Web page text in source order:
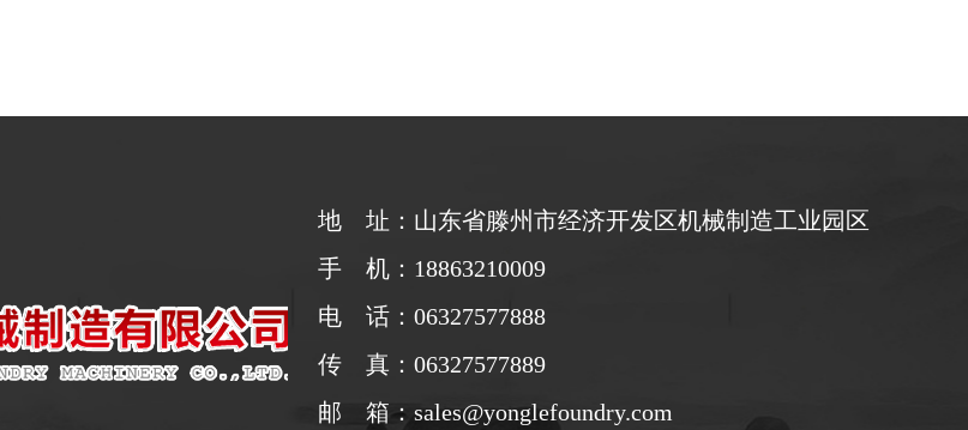
地 址：山东省滕州市经济开发区机械制造工业园区
手 机：18863210009
电 话：06327577888
传 真：06327577889
邮 箱：sales@yonglefoundry.com